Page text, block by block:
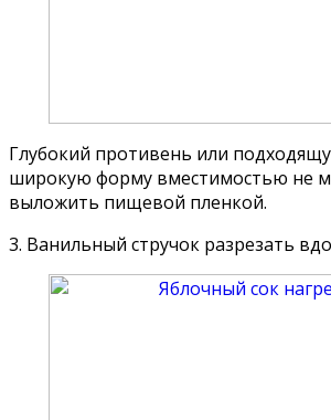
Глубокий противень или
широкую форму вместимостью не
выложить пищевой пленкой.
3. Ванильный стручок разрезать